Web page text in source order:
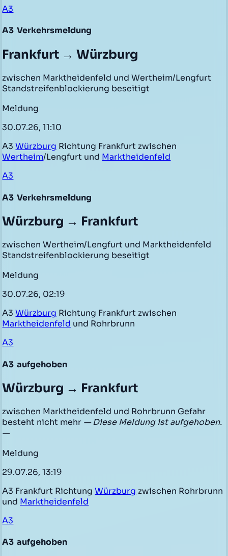
A3
A3 Verkehrsmeldung
Frankfurt → Würzburg
zwischen Marktheidenfeld und Wertheim/Lengfurt
Standstreifenblockierung beseitigt
Meldung
30.07.26, 11:10
A3Würzburg Richtung Frankfurt zwischen
Wertheim/Lengfurt und Marktheidenfeld
A3
A3 Verkehrsmeldung
Würzburg → Frankfurt
zwischen Wertheim/Lengfurt und Marktheidenfeld
Standstreifenblockierung beseitigt
Meldung
30.07.26, 02:19
A3Würzburg Richtung Frankfurt zwischen
Marktheidenfeld und Rohrbrunn
A3
A3 aufgehoben
Würzburg → Frankfurt
zwischen Marktheidenfeld und Rohrbrunn Gefahr
besteht nicht mehr — Diese Meldung ist aufgehoben.
—
Meldung
29.07.26, 13:19
A3 Frankfurt RichtungWürzburg zwischen Rohrbrunn
und Marktheidenfeld
A3
A3 aufgehoben